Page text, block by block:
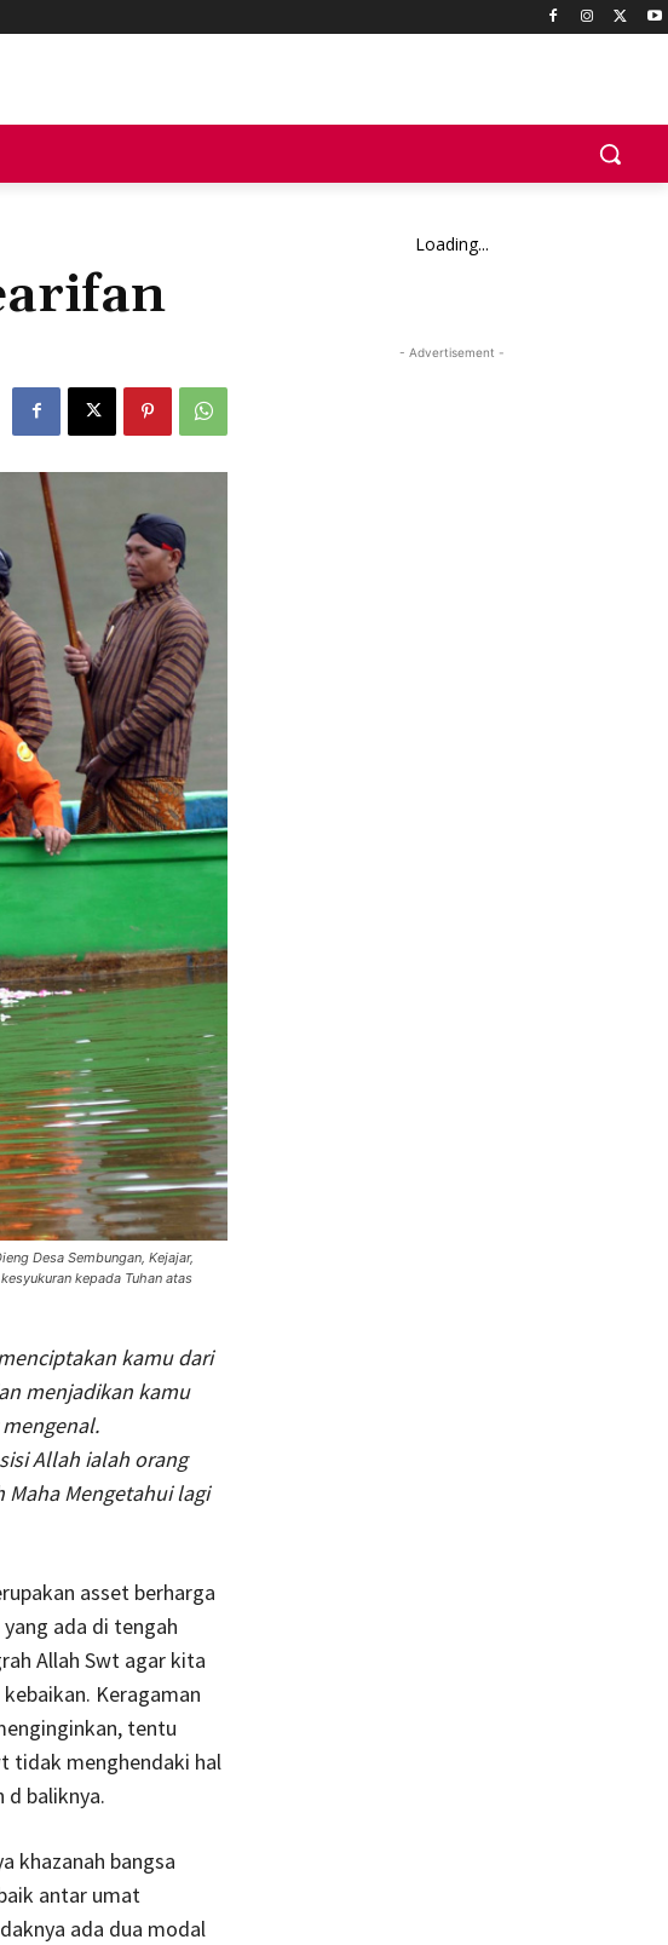
Desa Sembungan, Kejajar,
kepada Tuhan atas
kamu dari
menjadikan kamu
Allah ialah orang
Mengetahui lagi
asset berharga
ada di tengah
Allah Swt agar kita
Keragaman
tentu
tidak menghendaki hal
d baliknya.
khazanah bangsa
antar umat
ada dua modal
Loading...
- Advertisement -